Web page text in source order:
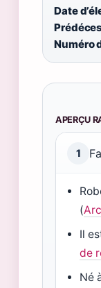
Date
Numéro
APERÇU
1
(
Il
de
Né